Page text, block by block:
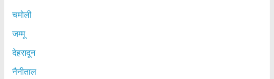
चमोली
जम्मू
देहरादून
नैनीताल